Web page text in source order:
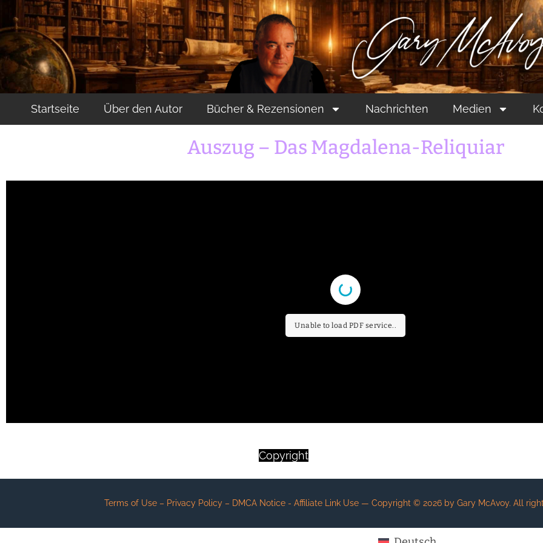
Startseite Über den Autor Bücher & Rezensionen Nachrichten Medien
Auszug – Das Magdalena-Reliquiar
Unable to load PDF service..
Copyright© 2025 by Gary McAvoy
Terms of Use – Privacy Policy – DMCA Notice - Affiliate Link Use— Copyright © 2026by Gary McAvoy. All